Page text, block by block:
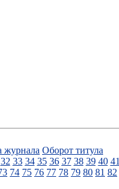
журнала Оборот титула
32 33 34 35 36 37 38 39 40 41
74 75 76 77 78 79 80 81 82